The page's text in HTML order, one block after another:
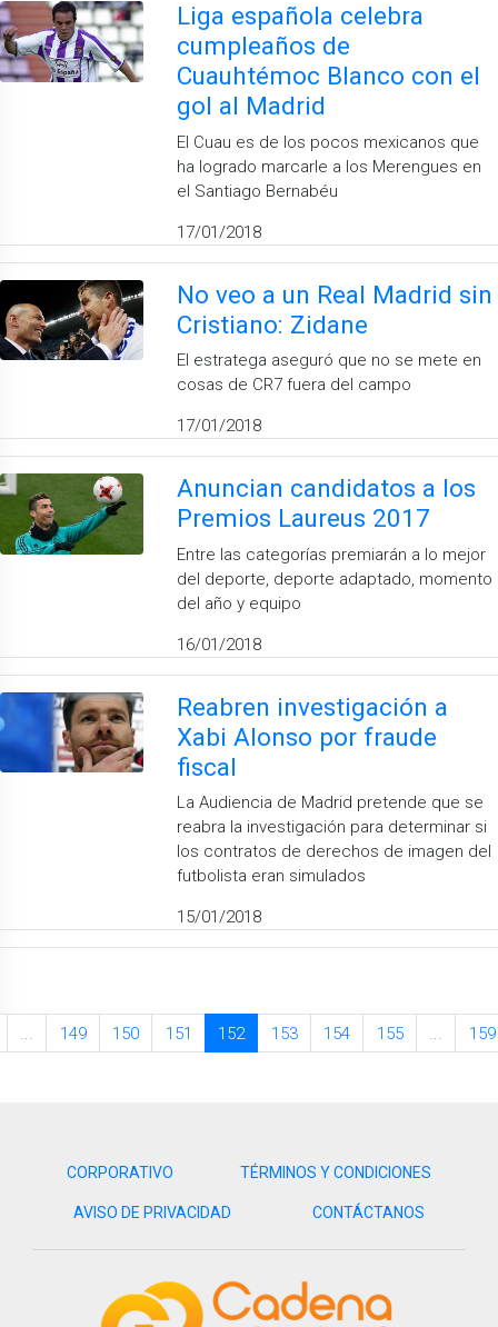
Liga española celebra
cumpleaños de
Cuauhtémoc Blanco con el
gol al Madrid
El Cuau es de los pocos mexicanos que
ha logrado marcarle a los Merengues en
el Santiago Bernabéu
17/01/2018
No veo a un Real Madrid sin
Cristiano: Zidane
El estratega aseguró que no se mete en
cosas de CR7 fuera del campo
17/01/2018
Anuncian candidatos a los
Premios Laureus 2017
Entre las categorías premiarán a lo mejor
del deporte, deporte adaptado, momento
del año y equipo
16/01/2018
Reabren investigación a
Xabi Alonso por fraude
fiscal
La Audiencia de Madrid pretende que se
reabra la investigación para determinar si
los contratos de derechos de imagen del
futbolista eran simulados
15/01/2018
149 150 151 152 153 154 155 159
CORPORATIVO TÉRMINOS Y CONDICIONES
AVISO DE PRIVACIDAD CONTÁCTANOS